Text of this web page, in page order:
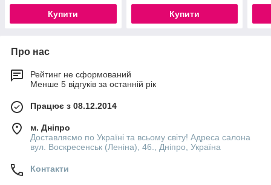
Купити Купити
Про нас
Рейтинг не сформований
Менше 5 відгуків за останній рік
Працює з 08.12.2014
м. Дніпро
Доставляємо по Україні та всьому світу! Адреса салона
вул. Воскресенськ (Леніна), 46., Дніпро, Україна
Контакти